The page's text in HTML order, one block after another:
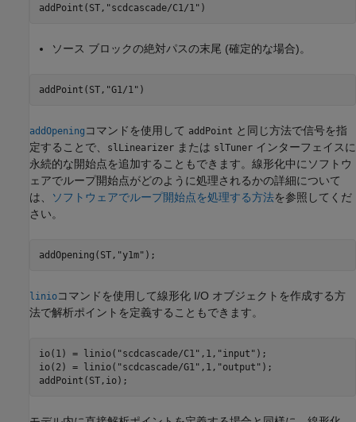
addPoint(ST, "scdcascade/C1/1" )
ソース ブロックの絶対パスの末尾 (確定的な場合)。
addPoint(ST, "G1/1" )
addOpening コマンドを使用して addPoint と同じ方法で信号を指
定することで、
slLinearizer または slTuner インターフェイスに
永続的な開始点を追加することもできます。線形化中にソフトウ
ェアでループ開始点がどのように処理されるかの詳細について
は、
ソフトウェアでループ開始点を処理する方法を参照してくだ
さい。
addOpening(ST, "y1m" );
linioコマンドを使用して線形化 I/O オブジェクトを作成する方
法で解析ポイントを定義することもできます。
io(1) = linio( "scdcascade/C1" ,1, "input" );
io(2) = linio( "scdcascade/G1" ,1, "output" );
addPoint(ST,io);